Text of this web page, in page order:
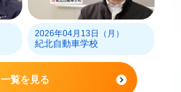
2026年04月13日（月）
紀北自動車学校
一覧を見る